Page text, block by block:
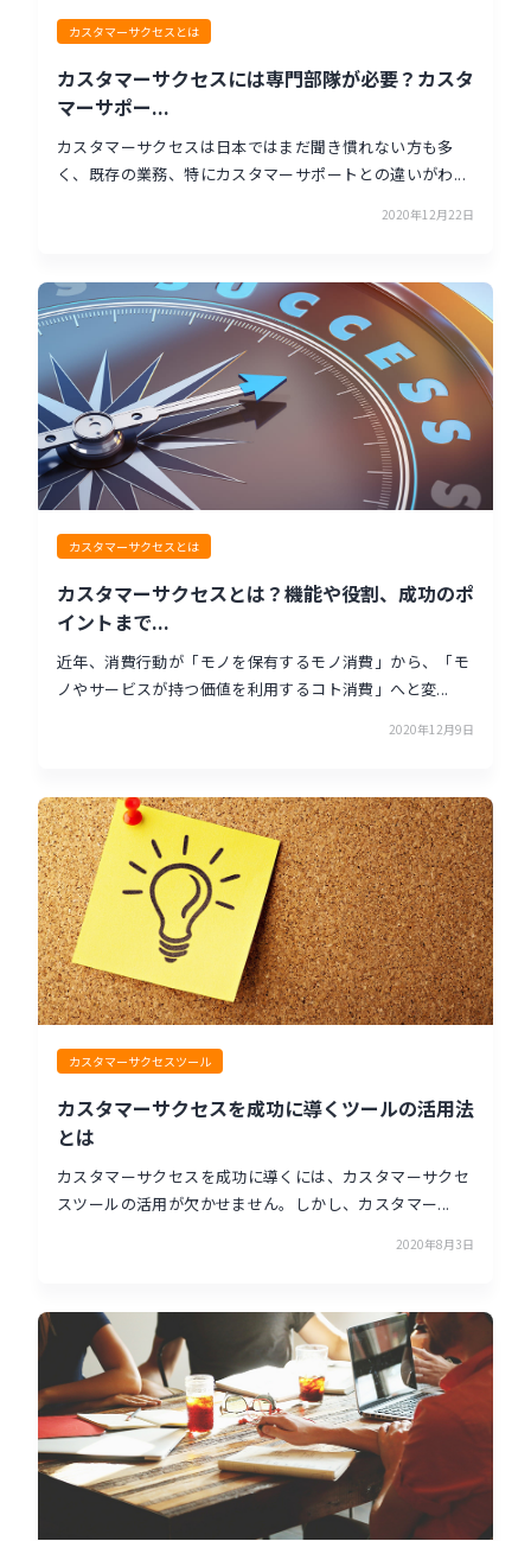
カスタマーサクセスとは
カスタマーサクセスには専門部隊が必要？カスタ
マーサポー...
カスタマーサクセスは日本ではまだ聞き慣れない方も多
く、既存の業務、特にカスタマーサポートとの違いがわ...
2020年12月22日
カスタマーサクセスとは
カスタマーサクセスとは？機能や役割、成功のポ
イントまで...
近年、消費行動が「モノを保有するモノ消費」から、「モ
ノやサービスが持つ価値を利用するコト消費」へと変...
2020年12月9日
カスタマーサクセスツール
カスタマーサクセスを成功に導くツールの活用法
とは
カスタマーサクセスを成功に導くには、カスタマーサクセ
スツールの活用が欠かせません。しかし、カスタマー...
2020年8月3日